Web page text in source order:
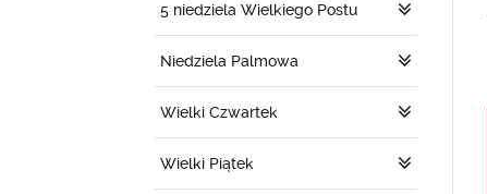
5 niedziela Wielkiego Postu
Niedziela Palmowa
Wielki Czwartek
Wielki Piątek